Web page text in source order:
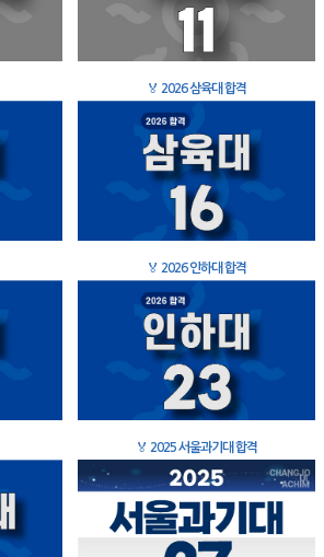
🏅 2026 삼육대 합격
🏅 2026 인하대 합격
🏅 2025 서울과기대 합격